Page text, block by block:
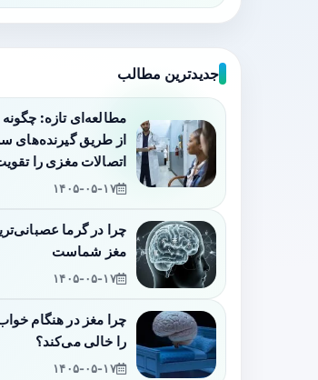
جدیدترین مطالب
مطالعه‌ای تازه:
از طریق گیرنده‌های
اتصالات مغزی را
۱۴۰۵-۰۵-۱۷
چرا در گرما
مغز شماست
۱۴۰۵-۰۵-۱۷
چرا مغز در هنگام
را خالی می‌کند؟
۱۴۰۵-۰۵-۱۷